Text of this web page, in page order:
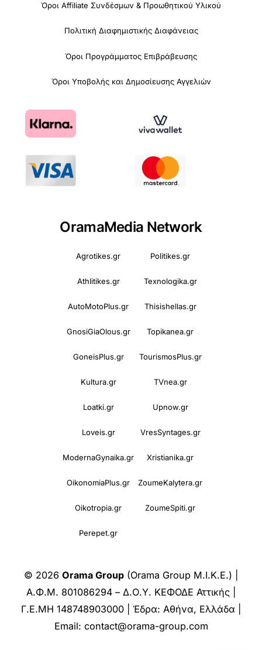
Όροι Affiliate Συνδέσμων & Προωθητικού Υλικού
Πολιτική Διαφημιστικής Διαφάνειας
Όροι Προγράμματος Επιβράβευσης
Όροι Υποβολής και Δημοσίευσης Αγγελιών
OramaMedia Network
Agrotikes.gr Politikes.gr
Athlitikes.gr Texnologika.gr
AutoMotoPlus.gr Thisishellas.gr
GnosiGiaOlous.gr Topikanea.gr
GoneisPlus.gr TourismosPlus.gr
Kultura.gr TVnea.gr
Loatki.gr Upnow.gr
Loveis.gr VresSyntages.gr
ModernaGynaika.gr Xristianika.gr
OikonomiaPlus.gr ZoumeKalytera.gr
Oikotropia.gr ZoumeSpiti.gr
Perepet.gr
© 2026 Orama Group (Orama Group Μ.Ι.Κ.Ε.) |
Α.Φ.Μ. 801086294 – Δ.Ο.Υ. ΚΕΦΟΔΕ Αττικής |
Γ.Ε.ΜΗ 148748903000 | Έδρα: Αθήνα, Ελλάδα |
Email: contact@orama-group.com